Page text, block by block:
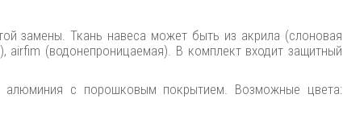
замены. Ткань навеса может быть из акрила (слоновая
airfim (водонепроницаемая). В комплект входит защитный
с порошковым покрытием. Возможные цвета: